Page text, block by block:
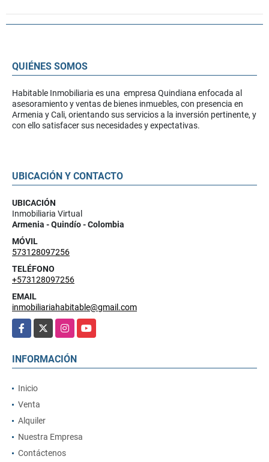
QUIÉNES SOMOS
Habitable Inmobiliaria es una empresa Quindiana enfocada al
asesoramiento y ventas de bienes inmuebles, con presencia en
Armenia y Cali, orientando sus servicios a la inversión pertinente, y
con ello satisfacer sus necesidades y expectativas.
UBICACIÓN Y CONTACTO
UBICACIÓN
Inmobiliaria Virtual
Armenia - Quindío - Colombia
MÓVIL
573128097256
TELÉFONO
+573128097256
EMAIL
inmobiliariahabitable@gmail.com
Facebook
InstagramYouTube
INFORMACIÓN
Inicio
Venta
Alquiler
Nuestra Empresa
Contáctenos